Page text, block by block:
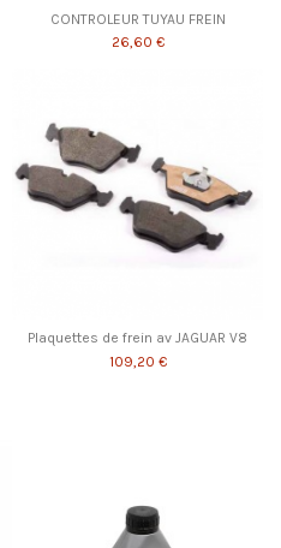
CONTROLEUR TUYAU FREIN
26,60 €
Plaquettes de frein av JAGUAR V8
109,20 €